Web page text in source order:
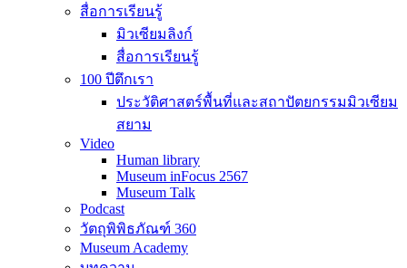
สื่อการเรียนรู้
มิวเซียมลิงก์
สื่อการเรียนรู้
100 ปีตึกเรา
ประวัติศาสตร์พื้นที่และสถาปัตยกรรมมิวเซียม
สยาม
Video
Human library
Museum inFocus 2567
Museum Talk
Podcast
วัตถุพิพิธภัณฑ์ 360
Museum Academy